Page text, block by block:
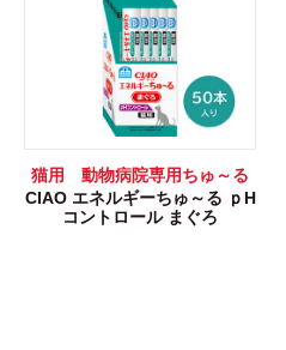
猫用 動物病院専用ちゅ～る
CIAO エネルギーちゅ～る ｐH
コントロール まぐろ